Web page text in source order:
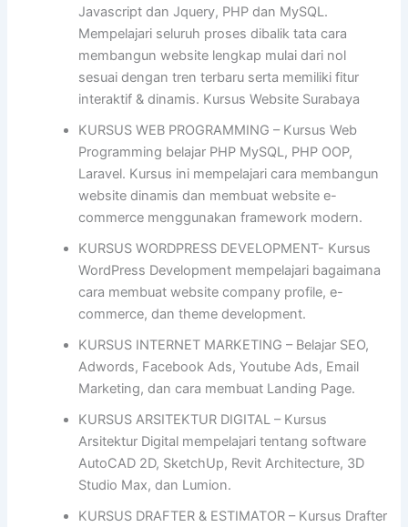
Javascript dan Jquery, PHP dan MySQL.
Mempelajari seluruh proses dibalik tata cara
membangun website lengkap mulai dari nol
sesuai dengan tren terbaru serta memiliki fitur
interaktif & dinamis. Kursus Website Surabaya
KURSUS WEB PROGRAMMING – Kursus Web
Programming belajar PHP MySQL, PHP OOP,
Laravel. Kursus ini mempelajari cara membangun
website dinamis dan membuat website e-
commerce menggunakan framework modern.
KURSUS WORDPRESS DEVELOPMENT- Kursus
WordPress Development mempelajari bagaimana
cara membuat website company profile, e-
commerce, dan theme development.
KURSUS INTERNET MARKETING – Belajar SEO,
Adwords, Facebook Ads, Youtube Ads, Email
Marketing, dan cara membuat Landing Page.
KURSUS ARSITEKTUR DIGITAL – Kursus
Arsitektur Digital mempelajari tentang software
AutoCAD 2D, SketchUp, Revit Architecture, 3D
Studio Max, dan Lumion.
KURSUS DRAFTER & ESTIMATOR – Kursus Drafter